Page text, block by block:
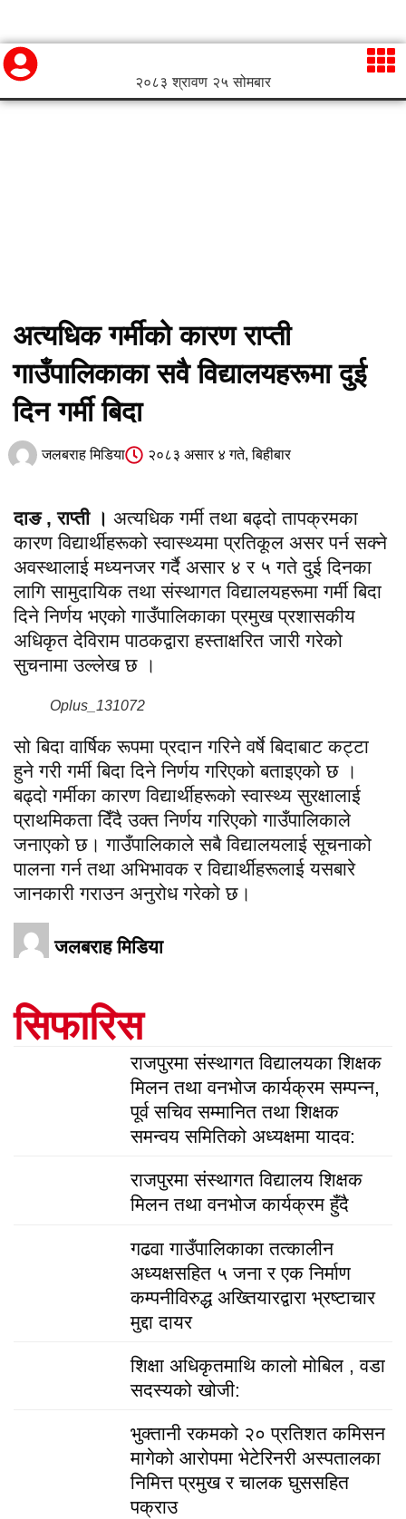
२०८३ श्रावण २५ सोमबार
अत्यधिक गर्मीको कारण राप्ती
गाउँपालिकाका सवै विद्यालयहरूमा दुई
दिन गर्मी बिदा
जलबराह मिडिया २०८३ असार ४ गते, बिहीबार
दाङ , राप्ती । अत्यधिक गर्मी तथा बढ्दो तापक्रमका
कारण विद्यार्थीहरूको स्वास्थ्यमा प्रतिकूल असर पर्न सक्ने
अवस्थालाई मध्यनजर गर्दै असार ४ र ५ गते दुई दिनका
लागि सामुदायिक तथा संस्थागत विद्यालयहरूमा गर्मी बिदा
दिने निर्णय भएको गाउँपालिकाका प्रमुख प्रशासकीय
अधिकृत देविराम पाठकद्वारा हस्ताक्षरित जारी गरेको
सुचनामा उल्लेख छ ।
Oplus_131072
सो बिदा वार्षिक रूपमा प्रदान गरिने वर्षे बिदाबाट कट्टा
हुने गरी गर्मी बिदा दिने निर्णय गरिएको बताइएको छ ।
बढ्दो गर्मीका कारण विद्यार्थीहरूको स्वास्थ्य सुरक्षालाई
प्राथमिकता दिँदै उक्त निर्णय गरिएको गाउँपालिकाले
जनाएको छ। गाउँपालिकाले सबै विद्यालयलाई सूचनाको
पालना गर्न तथा अभिभावक र विद्यार्थीहरूलाई यसबारे
जानकारी गराउन अनुरोध गरेको छ।
जलबराह मिडिया
सिफारिस
राजपुरमा संस्थागत विद्यालयका शिक्षक
मिलन तथा वनभोज कार्यक्रम सम्पन्न,
पूर्व सचिव सम्मानित तथा शिक्षक
समन्वय समितिको अध्यक्षमा यादव:
राजपुरमा संस्थागत विद्यालय शिक्षक
मिलन तथा वनभोज कार्यक्रम हुँदै
गढवा गाउँपालिकाका तत्कालीन
अध्यक्षसहित ५ जना र एक निर्माण
कम्पनीविरुद्ध अख्तियारद्वारा भ्रष्टाचार
मुद्दा दायर
शिक्षा अधिकृतमाथि कालो मोबिल , वडा
सदस्यको खोजी:
भुक्तानी रकमको २० प्रतिशत कमिसन
मागेको आरोपमा भेटेरिनरी अस्पतालका
निमित्त प्रमुख र चालक घुससहित
पक्राउ